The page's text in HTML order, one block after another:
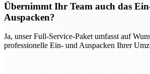
Übernimmt Ihr Team auch das
Auspacken?
Ja, unser Full-Service-Paket umfasst auf
professionelle Ein- und Auspacken Ihrer